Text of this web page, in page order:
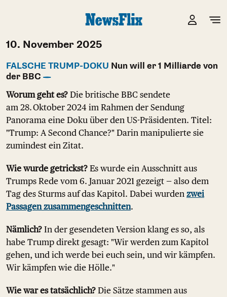
10. November 2025
FALSCHE TRUMP-DOKU Nun will er 1 Milliarde von
der BBC
Worum geht es? Die britische BBC sendete
am 28. Oktober 2024 im Rahmen der Sendung
Panorama eine Doku über den US-Präsidenten. Titel:
"Trump: A Second Chance?" Darin manipulierte sie
zumindest ein Zitat.
Wie wurde getrickst? Es wurde ein Ausschnitt aus
Trumps Rede vom 6. Januar 2021 gezeigt — also dem
Tag des Sturms auf das Kapitol. Dabei wurden zwei
Passagen zusammengeschnitten.
Nämlich? In der gesendeten Version klang es so, als
habe Trump direkt gesagt: "Wir werden zum Kapitol
gehen, und ich werde bei euch sein, und wir kämpfen.
Wir kämpfen wie die Hölle."
Wie war es tatsächlich? Die Sätze stammen aus